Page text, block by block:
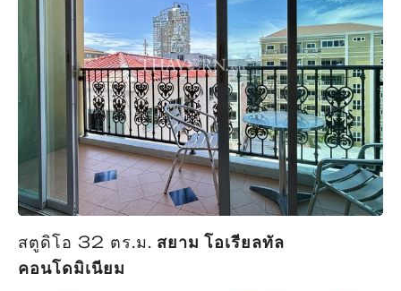
สตูดิโอ 32 ตร.ม. สยาม โอเรียลทัล
คอนโดมิเนียม